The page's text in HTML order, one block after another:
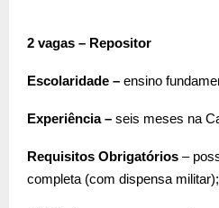
2 vagas – Repositor
Escolaridade – ensino
Experiência – seis meses na
Requisitos Obrigatórios –
completa (com dispensa militar);